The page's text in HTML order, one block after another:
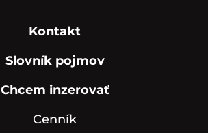
Kontakt
Slovník pojmov
Chcem inzerovať
Cenník